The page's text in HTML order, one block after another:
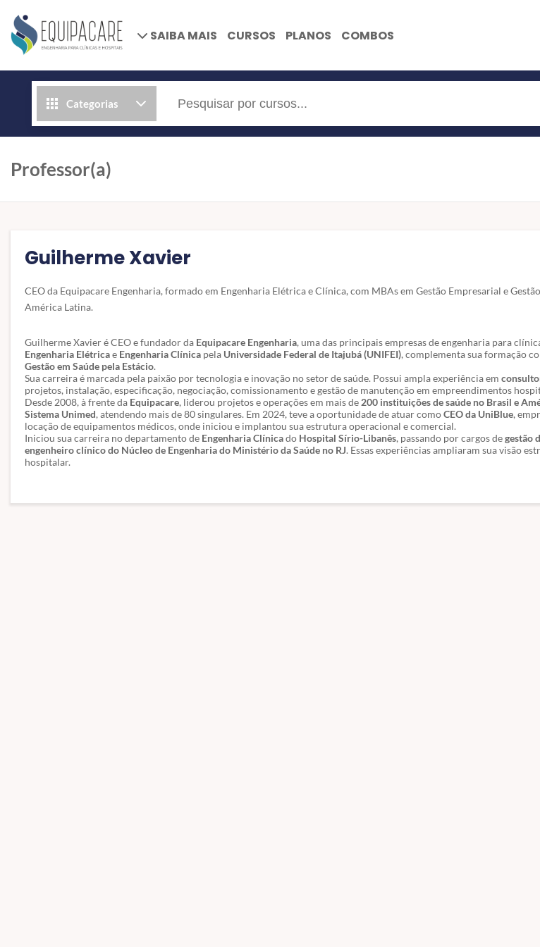
SAIBA MAIS CURSOS PLANOS COMBOS
Categorias
Professor(a)
Guilherme Xavier
CEO da Equipacare Engenharia, formado em Engenharia Elétrica e Clínica, com MBAs em Gestão Empresarial e
América Latina.
Guilherme Xavier é CEO e fundador da Equipacare Engenharia, uma das principais empresas de engenharia para
Engenharia Elétricae Engenharia Clínica pela Universidade Federal de Itajubá (UNIFEI), complementa sua formação
Gestão em Saúde pela Estácio.
Sua carreira é marcada pela paixão por tecnologia e inovação no setor de saúde. Possui ampla experiência em
projetos, instalação, especificação, negociação, comissionamento e gestão de manutenção em empreendimentos
Desde 2008, à frente da Equipacare, liderou projetos e operações em mais de 200 instituições de saúde no Brasil e
Sistema Unimed, atendendo mais de 80 singulares. Em 2024, teve a oportunidade de atuar comoCEO da UniBlue,
locação de equipamentos médicos, onde iniciou e implantou sua estrutura operacional e comercial.
Iniciou sua carreira no departamento de Engenharia Clínicado Hospital Sírio-Libanês, passando por cargos degestão
engenheiro clínico do Núcleo de Engenharia do Ministério da Saúde no RJ. Essas experiências ampliaram sua visão
hospitalar.